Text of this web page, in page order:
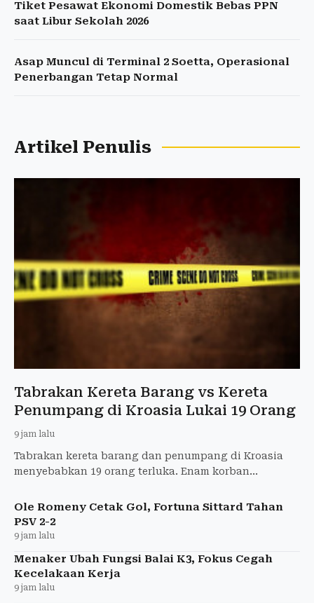
Tiket Pesawat Ekonomi Domestik Bebas PPN
saat Libur Sekolah 2026
Asap Muncul di Terminal 2 Soetta, Operasional
Penerbangan Tetap Normal
Artikel Penulis
Tabrakan Kereta Barang vs Kereta
Penumpang di Kroasia Lukai 19 Orang
9 jam lalu
Tabrakan kereta barang dan penumpang di Kroasia
menyebabkan 19 orang terluka. Enam korban
Ole Romeny Cetak Gol, Fortuna Sittard Tahan
PSV 2-2
9 jam lalu
Menaker Ubah Fungsi Balai K3, Fokus Cegah
Kecelakaan Kerja
9 jam lalu